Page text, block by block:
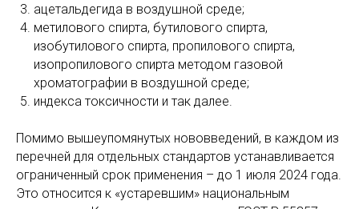
ацетальдегида в воздушной среде;
метилового спирта, бутилового спирта,
изобутилового спирта, пропилового спирта,
изопропилового спирта методом газовой
хроматографии в воздушной среде;
индекса токсичности и так далее.
Помимо вышеупомянутых нововведений, в каждом из
перечней для отдельных стандартов устанавливается
ограниченный срок применения – до 1 июля 2024 года.
Это относится к «устаревшим» национальным